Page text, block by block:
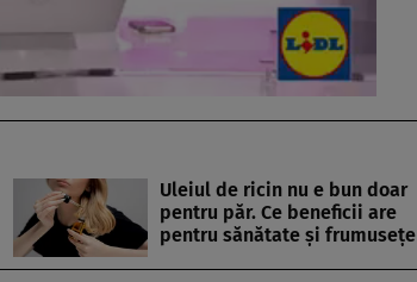
Uleiul de ricin nu e bun doar
pentru păr. Ce beneficii are
pentru sănătate și frumusețe